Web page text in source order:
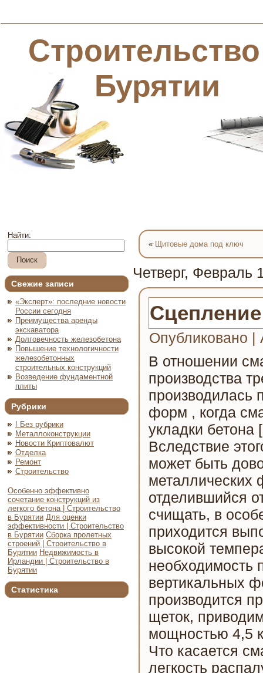
Бурятии
Найти:
Свежие записи
«Эксперт»: последние новости
России сегодня
Преимущества аренды
экскаватора
Долговечность железобетона
Повышение технологичности
железобетонных
строительных конструкций
Возведение фундаментной
плиты
Рубрики
! Без рубрики
Металлоконструкции
Новости Криптовалют
Отделка
Ремонт
Строительство
Особенно эффективно
сочетание конструкций из
легкого бетона | Строительство
в Бурятии Для оценки
эффективности | Строительство
в Бурятии Сборка пролетных
строений | Строительство в
Бурятии Недвижимость в
Ирландии | Строительство в
Бурятии
Статистика
« Щитовые дома под ключ
Четверг, Февраль
Опубликовано |
В отношении
производства
производилась
форм , когда
укладки бетона
Вследствие
может быть
отделившийся
счищать, в
приходится
высокой
необходимость
вертикальных
производится
щеток,
мощностью 4,5
Что касается
легкость